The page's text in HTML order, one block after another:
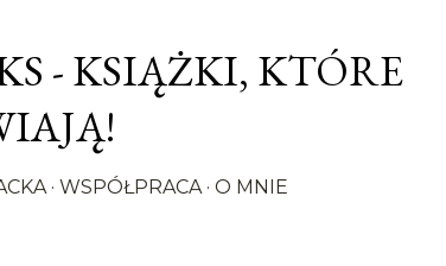
- KSIĄŻKI, KTÓRE
WSPÓŁPRACA O MNIE